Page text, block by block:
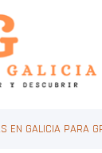
EN GALICIA PARA